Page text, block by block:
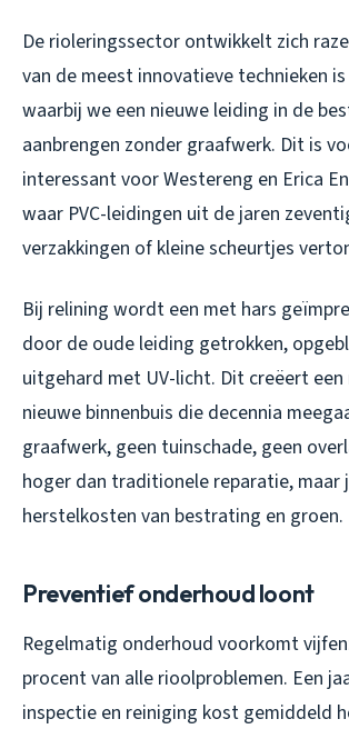
De rioleringssector ontwikkelt zich
van de meest innovatieve technieken
waarbij we een nieuwe leiding in de
aanbrengen zonder graafwerk. Dit is
interessant voor Westereng en Erica
waar PVC-leidingen uit de jaren
verzakkingen of kleine scheurtjes
Bij relining wordt een met hars
door de oude leiding getrokken,
uitgehard met UV-licht. Dit creëert een
nieuwe binnenbuis die decennia
graafwerk, geen tuinschade, geen
hoger dan traditionele reparatie, maar
herstelkosten van bestrating en groen.
Preventief onderhoud loont
Regelmatig onderhoud voorkomt
procent van alle rioolproblemen. Een
inspectie en reiniging kost gemiddeld